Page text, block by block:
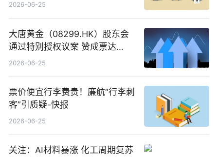
2026-06-25
大唐黄金（08299.HK）股东会
通过特别授权议案 赞成票达
100%_新动态
2026-06-25
票价便宜行李费贵！廉航“行李刺
客”引质疑-快报
2026-06-25
关注：AI材料暴涨 化工周期复苏